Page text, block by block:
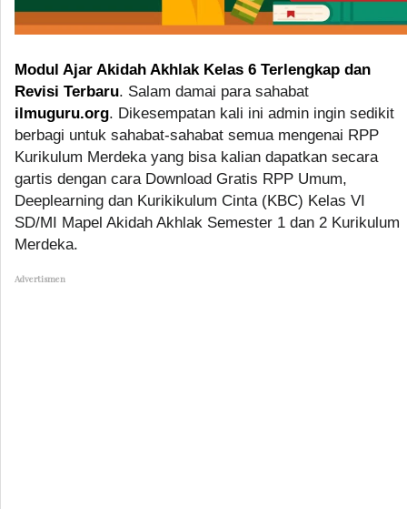
Modul Ajar Akidah Akhlak Kelas 6 Terlengkap dan
Revisi Terbaru. Salam damai para sahabat
ilmuguru.org. Dikesempatan kali ini admin ingin sedikit
berbagi untuk sahabat-sahabat semua mengenai RPP
Kurikulum Merdeka yang bisa kalian dapatkan secara
gartis dengan cara Download Gratis RPP Umum,
Deeplearning dan Kurikikulum Cinta (KBC) Kelas VI
SD/MI Mapel Akidah Akhlak Semester 1 dan 2 Kurikulum
Merdeka.
Advertismen